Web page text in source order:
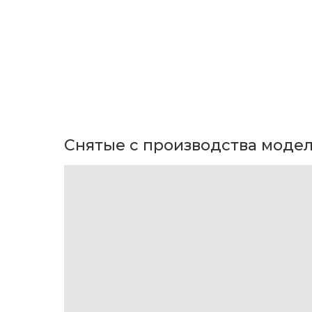
Снятые с производства